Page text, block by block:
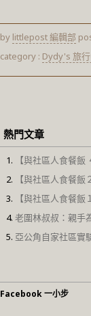
by littlepost 編輯部
category : Dydy's 旅
熱門文章
【與社區人食餐
【與社區人食餐
【與社區人食餐
老圍林叔叔：親手
亞公角自家社區實
Facebook 一小步